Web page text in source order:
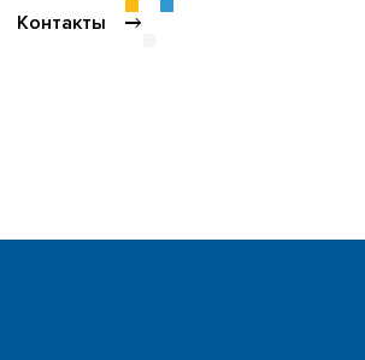
Контакты